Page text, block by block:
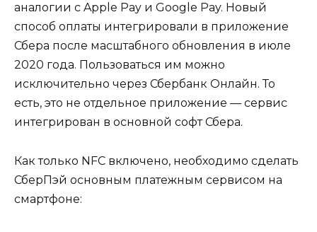
аналогии с Apple Pay и Google Pay. Новый
способ оплаты интегрировали в приложение
Сбера после масштабного обновления в июле
2020 года. Пользоваться им можно
исключительно через Сбербанк Онлайн. То
есть, это не отдельное приложение — сервис
интегрирован в основной софт Сбера.
Как только NFC включено, необходимо сделать
СберПэй основным платежным сервисом на
смартфоне: